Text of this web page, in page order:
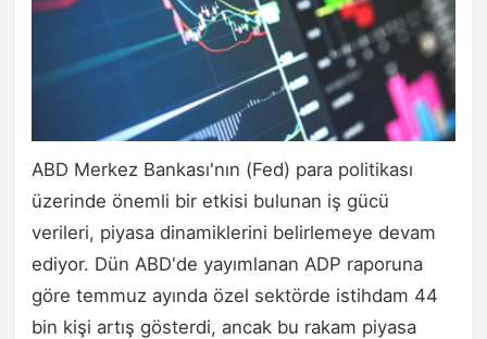
ABD Merkez Bankası'nın (Fed) para politikası
üzerinde önemli bir etkisi bulunan iş gücü
verileri, piyasa dinamiklerini belirlemeye devam
ediyor. Dün ABD'de yayımlanan ADP raporuna
göre temmuz ayında özel sektörde istihdam 44
bin kişi artış gösterdi, ancak bu rakam piyasa